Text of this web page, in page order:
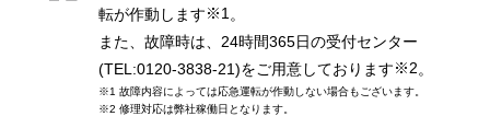
転が作動します※1。
また、故障時は、24時間365日の受付センター
(TEL:0120-3838-21)をご用意しております※2。
※1 故障内容によっては応急運転が作動しない場合もございます。
※2 修理対応は弊社稼働日となります。